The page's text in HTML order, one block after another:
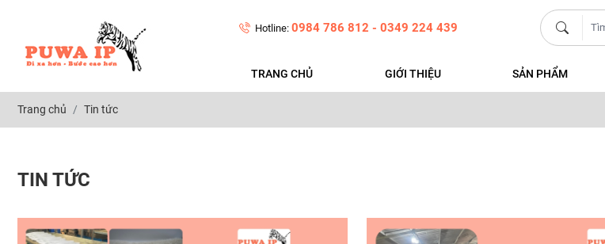
Hotline: 0984 786 812 - 0349 224 439
TRANG CHỦ GIỚI THIỆU SẢN PHẨM
Trang chủ Tin tức
TIN TỨC